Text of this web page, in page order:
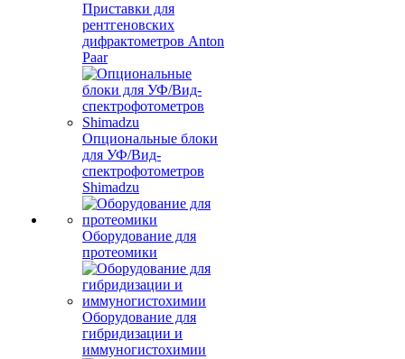
Приставки для
рентгеновских
дифрактометров Anton
Paar
Опциональные блоки
для УФ/Вид-
спектрофотометров
Shimadzu
Оборудование для
протеомики
Оборудование для
гибридизации и
иммуногистохимии